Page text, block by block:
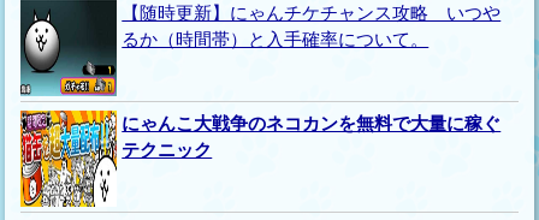
【随時更新】にゃんチケチャンス攻略 いつや
るか（時間帯）と入手確率について。
にゃんこ大戦争のネコカンを無料で大量に稼ぐ
テクニック